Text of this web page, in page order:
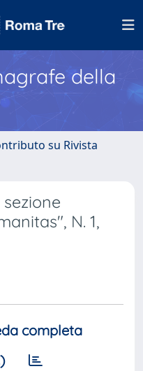
della
su Rivista
N. 1,
completa